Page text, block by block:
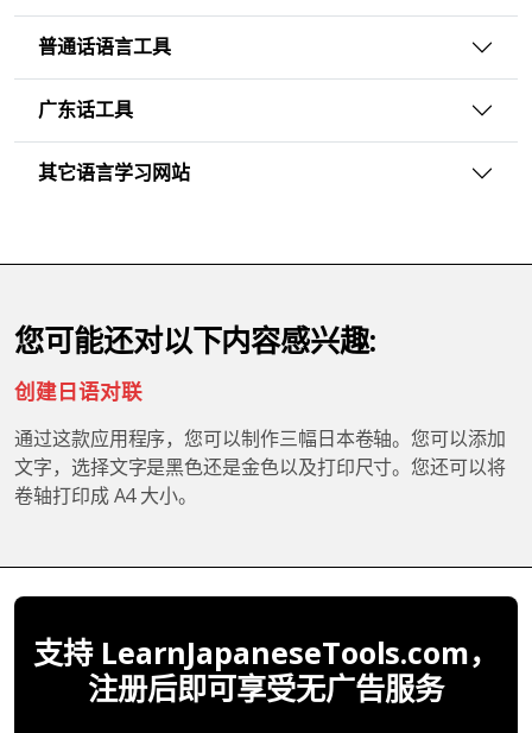
普通话语言工具
广东话工具
其它语言学习网站
您可能还对以下内容感兴趣:
创建日语对联
通过这款应用程序，您可以制作三幅日本卷轴。您可以添加
文字，选择文字是黑色还是金色以及打印尺寸。您还可以将
卷轴打印成 A4 大小。
支持 LearnJapaneseTools.com，
注册后即可享受无广告服务